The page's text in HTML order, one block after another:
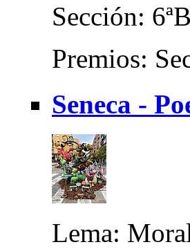
Sección:
Premios:
Seneca -
Lema: